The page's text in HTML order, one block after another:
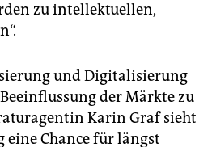
zu intellektuellen,
und Digitalisierung
der Märkte zu
Karin Graf sieht
Chance für längst